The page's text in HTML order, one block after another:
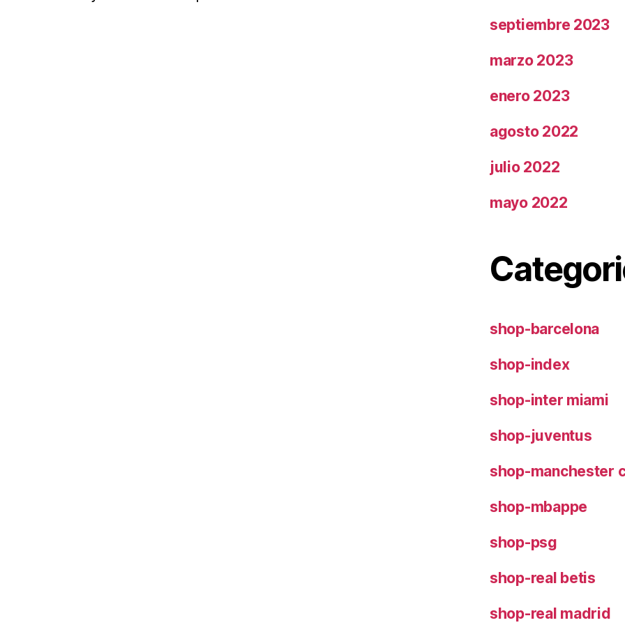
septiembre 2023
marzo 2023
enero 2023
agosto 2022
julio 2022
mayo 2022
shop-barcelona
shop-index
shop-inter miami
shop-juventus
shop-manchester
shop-mbappe
shop-psg
shop-real betis
shop-real madrid